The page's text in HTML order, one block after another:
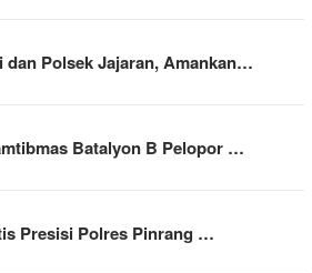
dan Polsek Jajaran, Amankan…
Batalyon B Pelopor …
Presisi Polres Pinrang …